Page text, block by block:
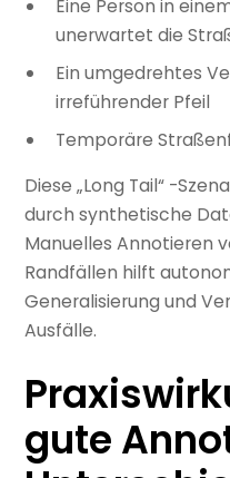
Eine Person in
unerwartet die
Ein umgedrehtes
irreführender Pfeil
Temporäre
Diese „Long Tail“ -
durch synthetische
Manuelles Annotieren
Randfällen hilft
Generalisierung und
Ausfälle.
gute